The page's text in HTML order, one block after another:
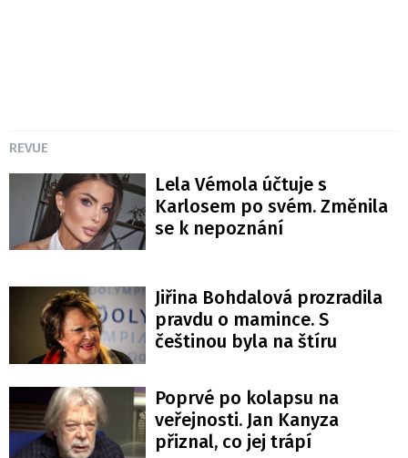
REVUE
Lela Vémola účtuje s
Karlosem po svém. Změnila
se k nepoznání
Jiřina Bohdalová prozradila
pravdu o mamince. S
češtinou byla na štíru
Poprvé po kolapsu na
veřejnosti. Jan Kanyza
přiznal, co jej trápí